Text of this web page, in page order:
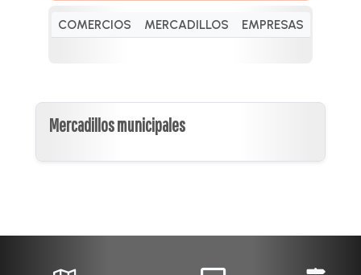
COMERCIOS MERCADILLOS EMPRESAS
Mercadillos municipales